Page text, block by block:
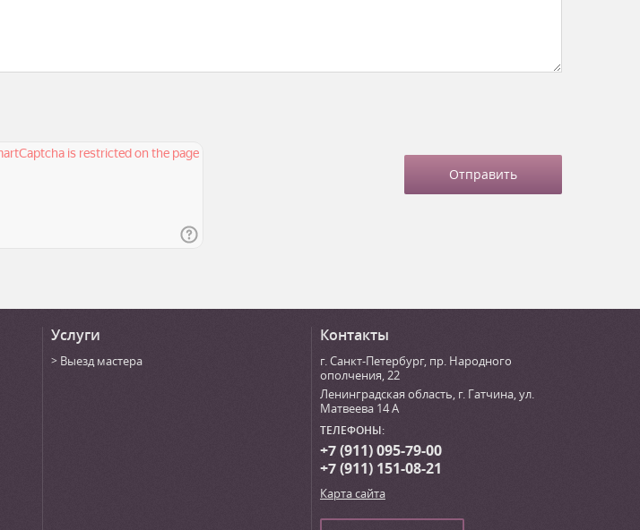
Услуги
Выезд мастера
Контакты
г. Санкт-Петербург, пр. Народного
ополчения, 22
Ленинградская область, г. Гатчина,ул.
Матвеева 14 А
ТЕЛЕФОНЫ:
+7 (911) 095-79-00
+7 (911) 151-08-21
Карта сайта